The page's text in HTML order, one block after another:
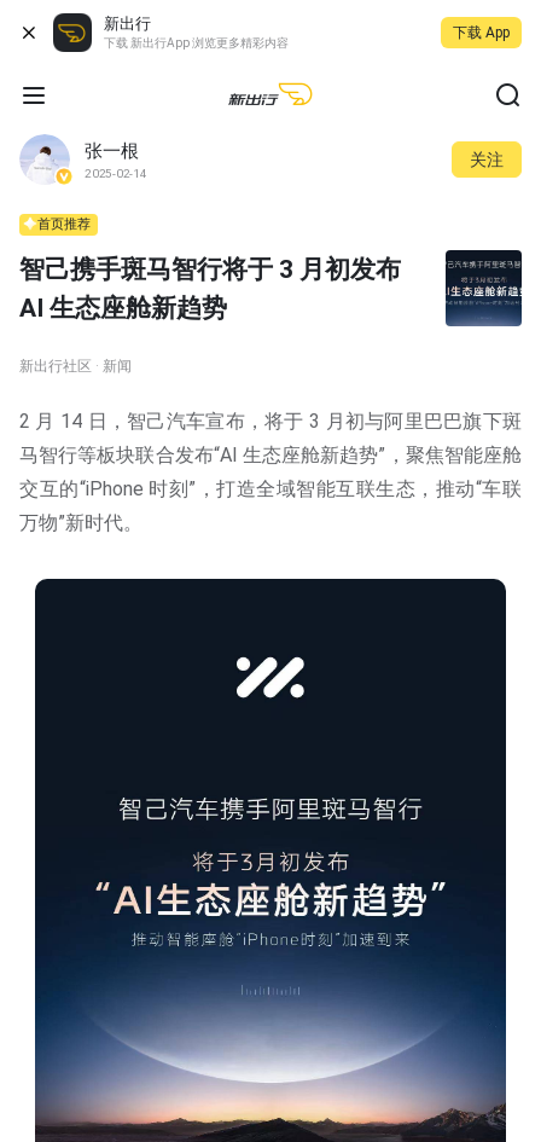
新出行
下载 新出行App 浏览更多精彩内容
下载 App
张一根
2025-02-14
关注
首页推荐
智己携手斑马智行将于 3 月初发布
AI 生态座舱新趋势
新出行社区 · 新闻
2 月 14 日，智己汽车宣布，将于 3 月初与阿里巴巴旗下斑
马智行等板块联合发布“AI 生态座舱新趋势”，聚焦智能座舱
交互的“iPhone 时刻”，打造全域智能互联生态，推动“车联
万物”新时代。